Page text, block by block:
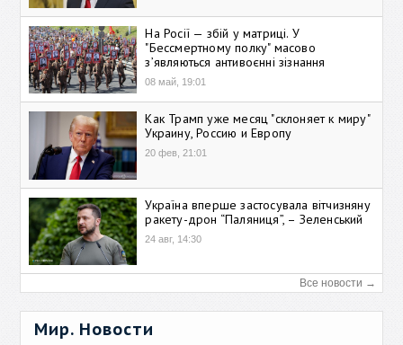
На Росії — збій у матриці. У
"Бессмертному полку" масово
зʼявляються антивоєнні зізнання
08 май, 19:01
Как Трамп уже месяц "склоняет к миру"
Украину, Россию и Европу
20 фев, 21:01
Україна вперше застосувала вітчизняну
ракету-дрон “Паляниця”, – Зеленський
24 авг, 14:30
Все новости →
Мир. Новости